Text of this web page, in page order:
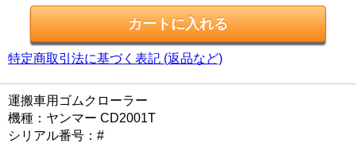
特定商取引法に基づく表記 (返品など)
運搬車用ゴムクローラー
機種：ヤンマー CD2001T
シリアル番号：#